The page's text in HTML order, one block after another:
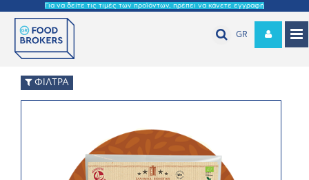
Για να δείτε τις τιμές των προϊόντων, πρέπει να κάνετε εγγραφή
GR
ΦΙΛΤΡΑ